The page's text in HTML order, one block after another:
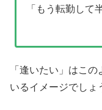
「もう転勤して
「逢いたい」はこ
いるイメージでしょ